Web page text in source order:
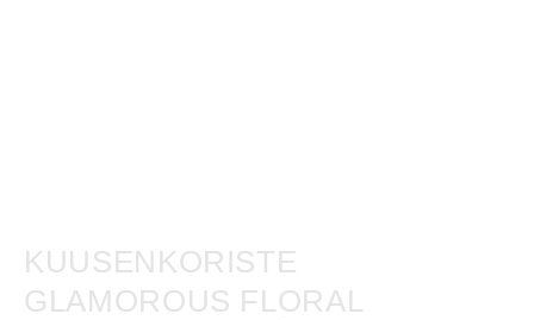
KUUSENKORISTE
GLAMOROUS FLORAL